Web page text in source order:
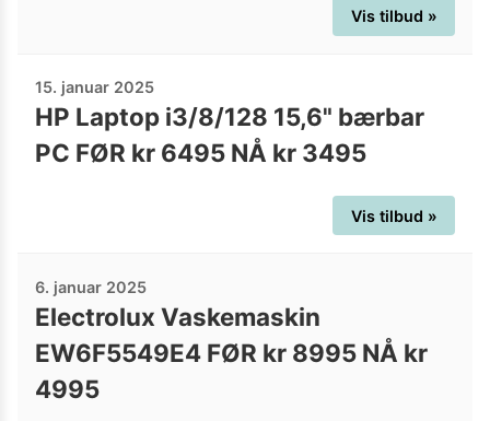
Vis tilbud »
15. januar 2025
HP Laptop i3/8/128 15,6" bærbar
PC FØR kr 6495 NÅ kr 3495
Vis tilbud »
6. januar 2025
Electrolux Vaskemaskin
EW6F5549E4 FØR kr 8995 NÅ kr
4995